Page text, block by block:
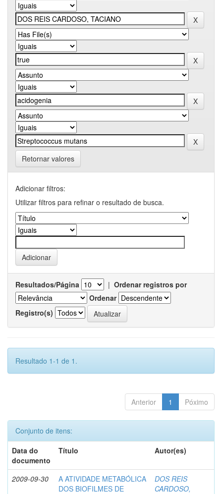
Retornar valores
Adicionar filtros:
Utilizar filtros para refinar o resultado de busca.
Resultados/Página | Ordenar registros por
Ordenar
Registro(s)
Resultado 1-1 de 1.
Anterior 1 Póximo
Conjunto de itens:
Data do
documento
Título Autor(es)
2009-09-30
A ATIVIDADE METABÓLICA
DOS BIOFILMES DE
DOS REIS
CARDOSO,